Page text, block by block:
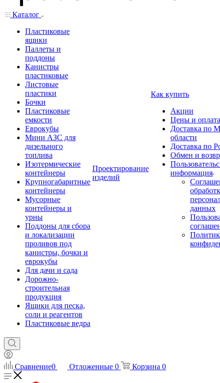
Каталог
Пластиковые
ящики
Паллеты и
поддоны
Канистры
пластиковые
Листовые
пластики
Бочки
Пластиковые
емкости
Еврокубы
Мини АЗС для
дизельного
топлива
Изотермические
контейнеры
Крупногабаритные
контейнеры
Мусорные
контейнеры и
урны
Поддоны для сбора
и локализации
проливов под
канистры, бочки и
еврокубы
Для дачи и сада
Дорожно-
строительная
продукция
Ящики для песка,
соли и реагентов
Пластиковые ведра
Проектирование
изделий
Как купить
Акции
Цены и оплата
Доставка по
области
Доставка по
Обмен и
информация
данных
Сравнение0 Отложенные 0 Корзина 0